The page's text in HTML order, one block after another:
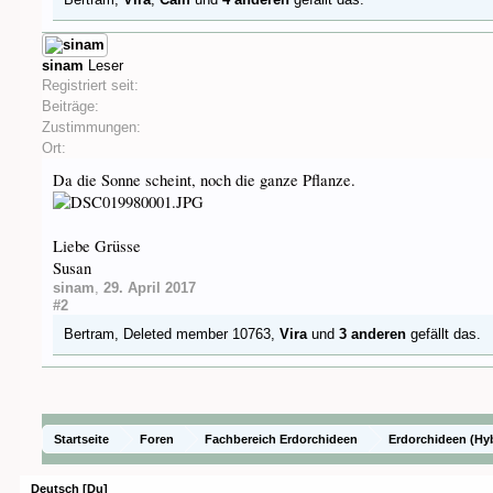
sinam Leser
Registriert seit:
Beiträge:
Zustimmungen:
Ort:
Da die Sonne scheint, noch die ganze Pflanze.
Liebe Grüsse
Susan
sinam, 29. April 2017
#2
Bertram, Deleted member 10763,Viraund3 anderen gefällt das.
Startseite Foren Fachbereich Erdorchideen Erdorchideen
Deutsch [Du]